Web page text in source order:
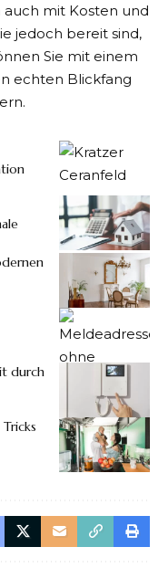
auch mit Kosten und
jedoch bereit sind,
Sie mit einem
echten Blickfang
durch